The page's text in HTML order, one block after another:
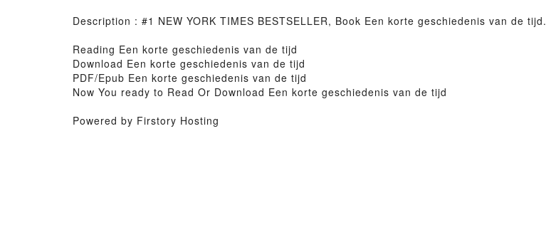
Description : #1 NEW YORK TIMES BESTSELLER, Book Een korte geschiedenis van de tijd.
Reading Een korte geschiedenis van de tijd
Download Een korte geschiedenis van de tijd
PDF/Epub Een korte geschiedenis van de tijd
Now You ready to Read Or Download Een korte geschiedenis van de tijd
Powered by Firstory Hosting